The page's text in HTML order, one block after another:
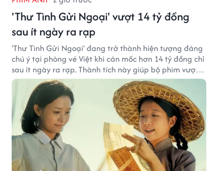
'Thư Tình Gửi Ngoại' vượt 14 tỷ đồng
sau ít ngày ra rạp
'Thư Tình Gửi Ngoại' đang trở thành hiện tượng đáng
chú ý tại phòng vé Việt khi cán mốc hơn 14 tỷ đồng chỉ
sau ít ngày ra rạp. Thành tích này giúp bộ phim vượt
kỳ vọng ban đầu và duy trì sức hút giữa cuộc cạnh
tranh của nhiều tác phẩm lớn.